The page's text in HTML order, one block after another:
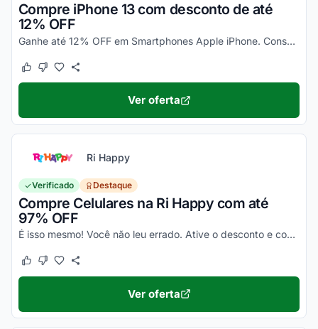
Compre iPhone 13 com desconto de até
12% OFF
Ganhe até 12% OFF em Smartphones Apple iPhone. Consulte ainda condições diferenciadas para pagamento no cartão Submarino. Confira!
Este cupom funcionou
Este cupom não funcionou
Ver oferta
Ri Happy
Verificado Destaque
Compre Celulares na Ri Happy com até
97% OFF
É isso mesmo! Você não leu errado. Ative o desconto e confira essa novidade!
Este cupom funcionou
Este cupom não funcionou
Ver oferta